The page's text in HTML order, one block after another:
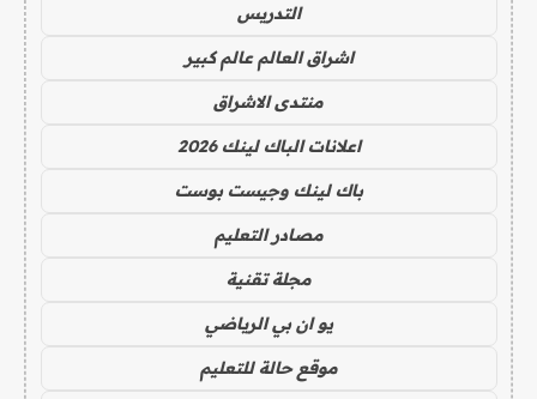
التدريس
اشراق العالم عالم كبير
منتدى الاشراق
اعلانات الباك لينك 2026
باك لينك وجيست بوست
مصادر التعليم
مجلة تقنية
يو ان بي الرياضي
موقع حالة للتعليم